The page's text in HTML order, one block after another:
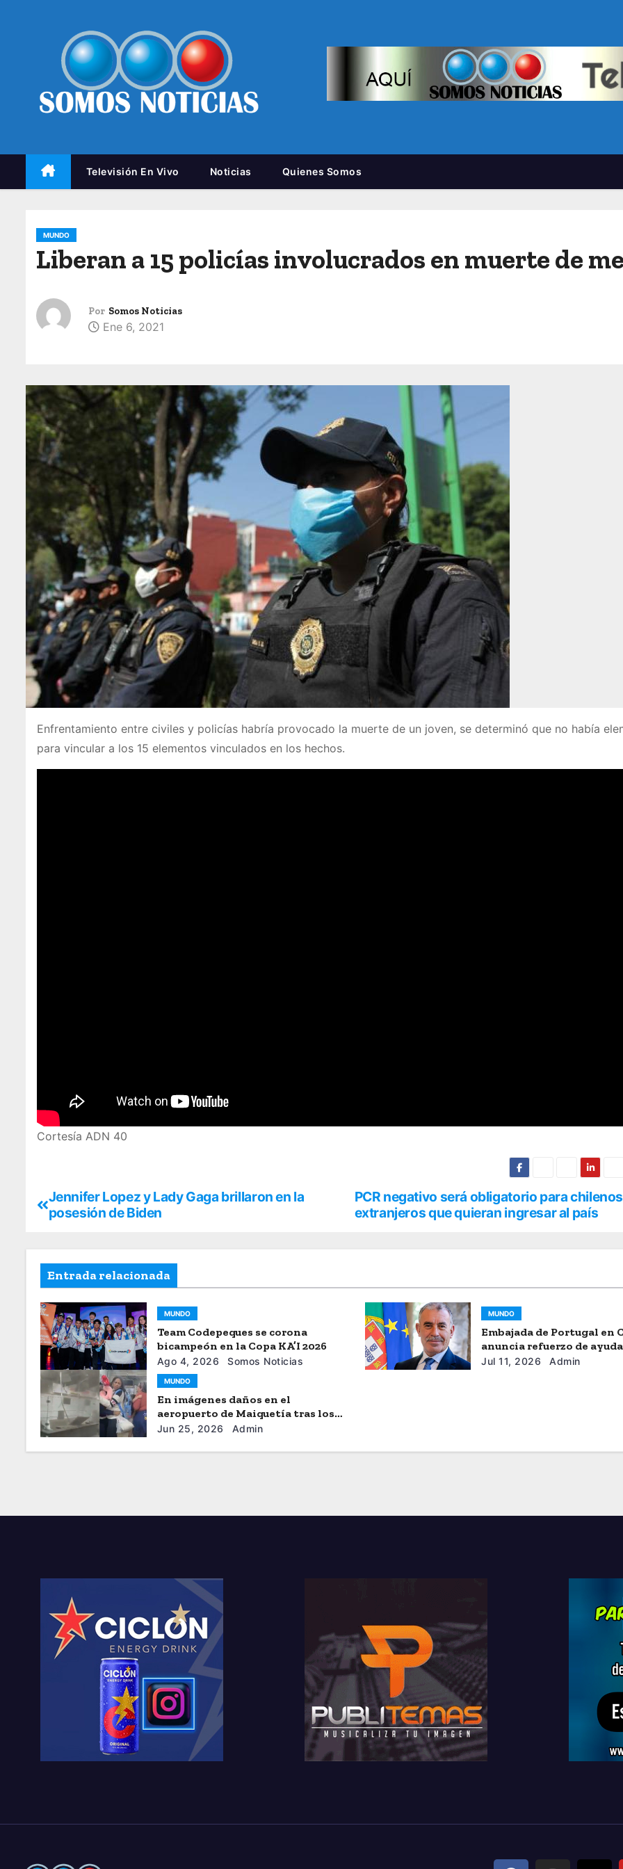
Televisión En Vivo Noticias Quienes Somos
MUNDO
Liberan a 15 policías involucrados en muerte de
Por Somos Noticias
Ene 6, 2021
Enfrentamiento entre civiles y policías habría provocado la muerte de un joven, se determinó que no había
para vincular a los 15 elementos vinculados en los hechos.
Cortesía ADN 40
PCR negativo será obligatorio para
extranjeros que quieran ingresar al país
Jennifer Lopez y Lady Gaga brillaron en la
posesión de Biden
Entrada relacionada
MUNDO
Team Codepeques se corona
bicampeón en la Copa KA’I 2026
Ago 4, 2026 Somos Noticias
MUNDO
Embajada de Portugal en
anuncia refuerzo de ayuda
humanitaria
Jul 11, 2026 Admin
MUNDO
En imágenes daños en el
aeropuerto de Maiquetía tras los
sismos
Jun 25, 2026 Admin